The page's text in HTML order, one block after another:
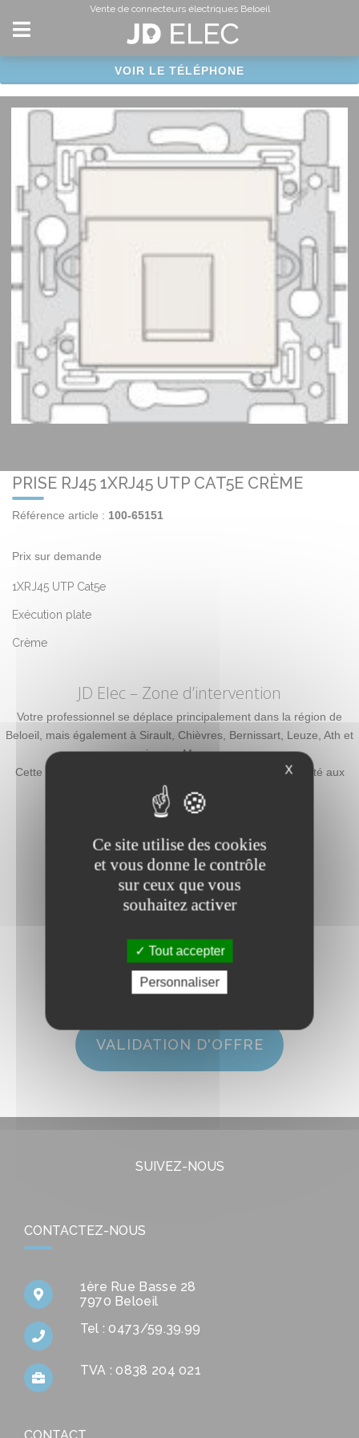
Vente de connecteurs électriques Beloeil
VOIR LE TÉLÉPHONE
PRISE RJ45 1XRJ45 UTP CAT5E CRÈME
Référence article : 100-65151
Prix sur demande
1XRJ45 UTP Cat5e
Exécution plate
Crème
JD Elec – Zone d’intervention
Votre professionnel se déplace principalement dans la région de
Beloeil, mais également à Sirault, Chièvres, Bernissart, Leuze, Ath et
jusque Mons.
Cette proximité permet d’assurer un service réactif et adapté aux
besoins des habitants du Hainaut.
DEMANDE D'OFFRE
VALIDATION D'OFFRE
SUIVEZ-NOUS
CONTACTEZ-NOUS
1ère Rue Basse 28
7970 Beloeil
Tel : 0473/59.39.99
TVA : 0838 204 021
Panneau de gestion des cookies
X
Ce site utilise des cookies
et vous donne le contrôle
sur ceux que vous
souhaitez activer
Tout accepter
Personnaliser